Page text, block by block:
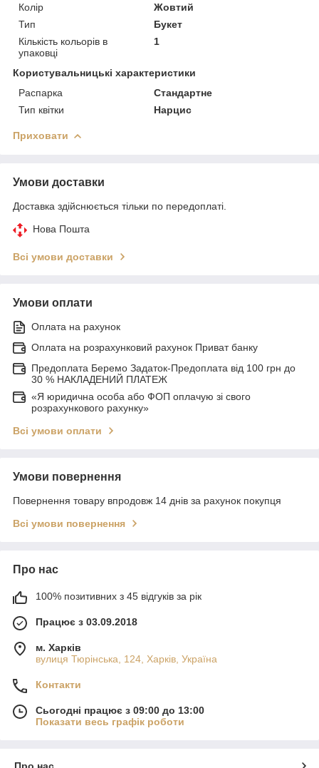
Колір
Жовтий
Тип
Букет
Кількість кольорів в
упаковці
1
Користувальницькі характеристики
Распарка
Стандартне
Тип квітки
Нарцис
Приховати
Умови доставки
Доставка здійснюється тільки по передоплаті.
Нова Пошта
Всі умови доставки
Умови оплати
Оплата на рахунок
Оплата на розрахунковий рахунок Приват банку
Предоплата Беремо Задаток-Предоплата від 100 грн до
30 % НАКЛАДЕНИЙ ПЛАТЕЖ
«Я юридична особа або ФОП оплачую зі свого
розрахункового рахунку»
Всі умови оплати
Умови повернення
Повернення товару впродовж 14 днів за рахунок покупця
Всі умови повернення
Про нас
100% позитивних з 45 відгуків за рік
Працює з 03.09.2018
м. Харків
вулиця Тюрінська, 124, Харків, Україна
Контакти
Сьогодні працює з 09:00 до 13:00
Показати весь графік роботи
Про нас